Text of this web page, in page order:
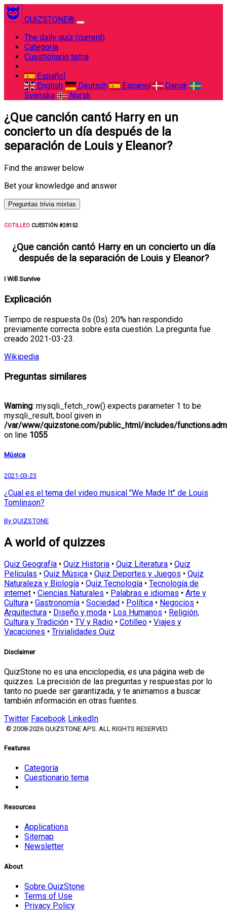
QUIZSTONE®
The daily quiz (current)
Categoría
Cuestionario tema
Español
English
Deutsch Espanol
Dansk
Svenska
Norsk
¿Que canción cantó Harry en un
concierto un día después de la
separación de Louis y Eleanor?
Find the answer below
Bet your knowledge and answer
Preguntas trivia mixtas
COTILLEO CUESTIÓN #28152
¿Que canción cantó Harry en un concierto un día
después de la separación de Louis y Eleanor?
I Will Survive
Explicación
Tiempo de respuesta 0s (0s). 20% han respondido
previamente correcta sobre esta cuestión. La pregunta fue
creado 2021-03-23.
Wikipedia
Preguntas similares
Warning: mysqli_fetch_row() expects parameter 1 to be
mysqli_result, bool given in
/var/www/quizstone.com/public_html/includes/
on line 1055
Música
2021-03-23
¿Cual es el tema del video musical "We Made It" de Louis
Tomlinson?
By QUIZSTONE
A world of quizzes
Quiz Geografía • Quiz Historia • Quiz Literatura • Quiz
Películas • Quiz Música • Quiz Deportes y Juegos • Quiz
Naturaleza y Biología • Quiz Tecnología • Tecnología de
internet • Ciencias Naturales • Palabras e idiomas • Arte y
Cultura • Gastronomía • Sociedad • Política • Negocios •
Arquitectura • Diseño y moda • Los Humanos • Religión,
Cultura y Tradición • TV y Radio • Cotilleo • Viajes y
Vacaciones • Trivialidades Quiz
Disclaimer
QuizStone no es una enciclopedia, es una página web de
quizzes. La precisión de las preguntas y respuestas por lo
tanto no puede ser garantizada, y te animamos a buscar
también información en otras fuentes.
Twitter Facebook LinkedIn
© 2008-2026 QUIZSTONE APS. ALL RIGHTS RESERVED.
Features
Categoría
Cuestionario tema
Resources
Applications
Sitemap
Newsletter
About
Sobre QuizStone
Terms of Use
Privacy Policy